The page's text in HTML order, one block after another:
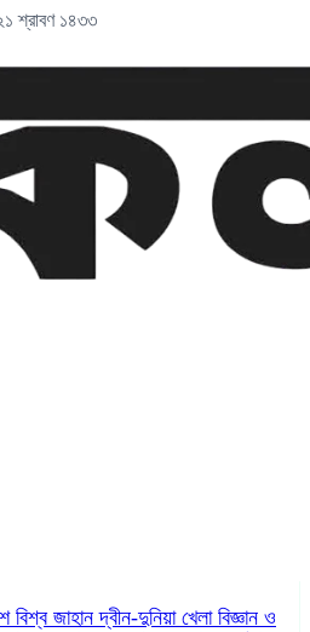
শ্রাবণ ১৪৩৩
বিশ্ব জাহানদ্বীন-দুনিয়া খেলা বিজ্ঞান ও